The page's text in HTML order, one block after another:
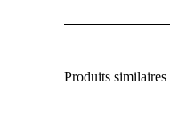
Produits similaires